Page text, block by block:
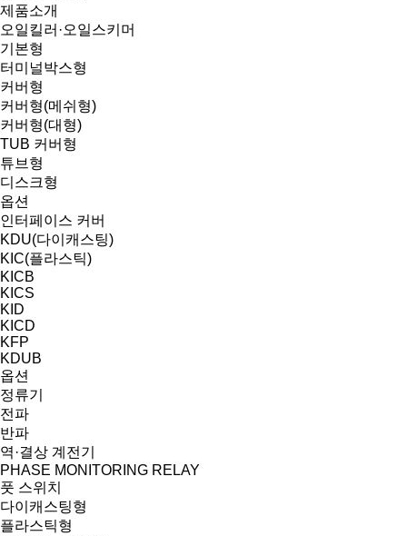
제품소개
오일킬러·오일스키머
기본형
터미널박스형
커버형
커버형(메쉬형)
커버형(대형)
TUB 커버형
튜브형
디스크형
옵션
인터페이스 커버
KDU(다이캐스팅)
KIC(플라스틱)
KICB
KICS
KID
KICD
KFP
KDUB
옵션
정류기
전파
반파
역·결상 계전기
PHASE MONITORING RELAY
풋 스위치
다이캐스팅형
플라스틱형